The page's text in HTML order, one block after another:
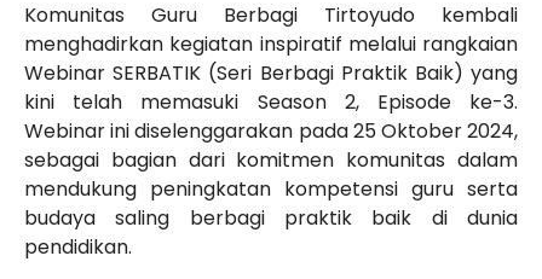
Komunitas Guru Berbagi Tirtoyudo kembali
menghadirkan kegiatan inspiratif melalui rangkaian
Webinar SERBATIK (Seri Berbagi Praktik Baik) yang
kini telah memasuki Season 2, Episode ke-3.
Webinar ini diselenggarakan pada 25 Oktober 2024,
sebagai bagian dari komitmen komunitas dalam
mendukung peningkatan kompetensi guru serta
budaya saling berbagi praktik baik di dunia
pendidikan.